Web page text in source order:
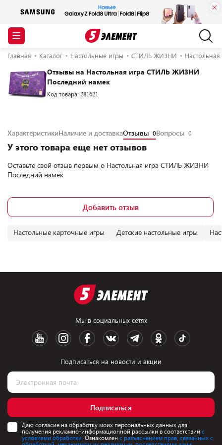
Главная Каталог Настольные игры СТИЛЬ ЖИЗНИ
Отзывы на Настольная игра СТИЛЬ ЖИЗНИ
Последний намек
Код товара: 281621
ХарактеристикиНаличие и доставкаОтзывы 0Вопросы 0
У этого товара еще нет отзывов
Оставьте свой отзыв первым о Настольная игра СТИЛЬ ЖИЗНИ
Последний намек
Добавить отзыв
Настольные карточные игры Детские настольные игры
Мы в социальных сетях
Подписаться на новости и акции
Подписаться
Даю согласие на обработку моих персональных данных для
получения рекламно-информационной рассылки в соответствии с
условиями обработки. Ознакомлен с разъяснением прав, связанных с